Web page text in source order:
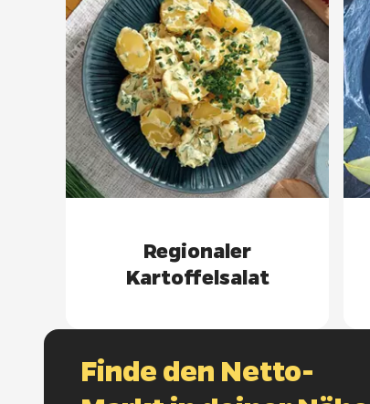
Regionaler
Kartoffelsalat
Finde den Netto-